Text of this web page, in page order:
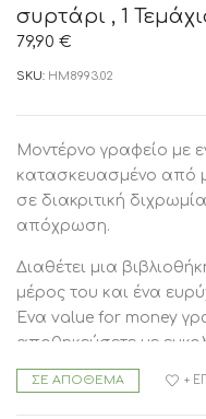
συρτάρι , 1
79,90 €
SKU: HM8993.02
Μοντέρνο γραφείο με
κατασκευασμένο από
σε διακριτική
απόχρωση.
Διαθέτει μια
μέρος του και ένα
Ένα value for money
αποθηκεύσετε με
αντικείμενα.
ΣΕ ΑΠΌΘΕΜΑ +